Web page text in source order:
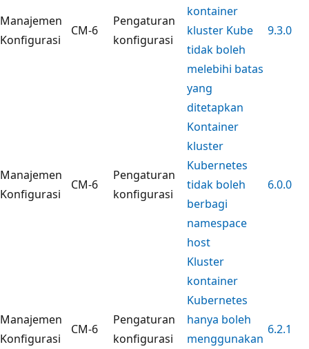
Manajemen
Konfigurasi
CM-6
Pengaturan
konfigurasi
kontainer
kluster Kube
tidak boleh
melebihi batas
yang
ditetapkan
9.3.0
Manajemen
Konfigurasi
CM-6
Pengaturan
konfigurasi
Kontainer
kluster
Kubernetes
tidak boleh
berbagi
namespace
host
6.0.0
Manajemen
Konfigurasi
CM-6
Pengaturan
konfigurasi
Kluster
kontainer
Kubernetes
hanya boleh
menggunakan
6.2.1